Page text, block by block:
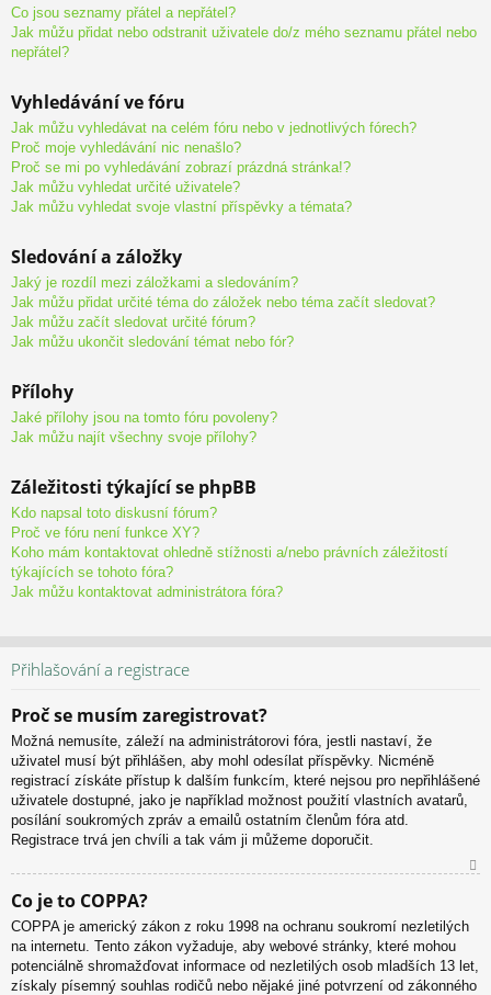
Co jsou seznamy přátel a nepřátel?
Jak můžu přidat nebo odstranit uživatele do/z mého seznamu přátel nebo
nepřátel?
Vyhledávání ve fóru
Jak můžu vyhledávat na celém fóru nebo v jednotlivých fórech?
Proč moje vyhledávání nic nenašlo?
Proč se mi po vyhledávání zobrazí prázdná stránka!?
Jak můžu vyhledat určité uživatele?
Jak můžu vyhledat svoje vlastní příspěvky a témata?
Sledování a záložky
Jaký je rozdíl mezi záložkami a sledováním?
Jak můžu přidat určité téma do záložek nebo téma začít sledovat?
Jak můžu začít sledovat určité fórum?
Jak můžu ukončit sledování témat nebo fór?
Přílohy
Jaké přílohy jsou na tomto fóru povoleny?
Jak můžu najít všechny svoje přílohy?
Záležitosti týkající se phpBB
Kdo napsal toto diskusní fórum?
Proč ve fóru není funkce XY?
Koho mám kontaktovat ohledně stížnosti a/nebo právních záležitostí
týkajících se tohoto fóra?
Jak můžu kontaktovat administrátora fóra?
Přihlašování a registrace
Proč se musím zaregistrovat?
Možná nemusíte, záleží na administrátorovi fóra, jestli nastaví, že
uživatel musí být přihlášen, aby mohl odesílat příspěvky. Nicméně
registrací získáte přístup k dalším funkcím, které nejsou pro nepřihlášené
uživatele dostupné, jako je například možnost použití vlastních avatarů,
posílání soukromých zpráv a emailů ostatním členům fóra atd.
Registrace trvá jen chvíli a tak vám ji můžeme doporučit.
or
Co je to COPPA?
COPPA je americký zákon z roku 1998 na ochranu soukromí nezletilých
na internetu. Tento zákon vyžaduje, aby webové stránky, které mohou
potenciálně shromažďovat informace od nezletilých osob mladších 13 let,
získaly písemný souhlas rodičů nebo nějaké jiné potvrzení od zákonného